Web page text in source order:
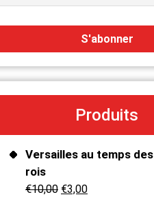
Produits
Versailles au temps des
rois
€10,00 €3,00